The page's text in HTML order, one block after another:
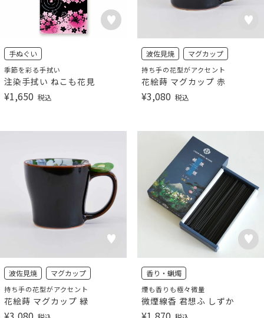
手ぬぐい
季節を彩る手拭い
注染手拭い ねこも花見
¥1,650 税込
波佐見焼 マグカップ
持ち手の花型がアクセント
花絵蒔 マグカップ 赤
¥3,080 税込
波佐見焼 マグカップ
持ち手の花型がアクセント
花絵蒔 マグカップ 緑
香り・蝋燭
煙も香りも極々微量
微煙線香 君想ふ しずか